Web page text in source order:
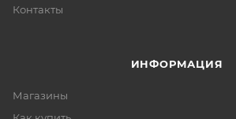
Контакты
ИНФОРМАЦИЯ
Магазины